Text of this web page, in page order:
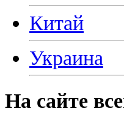
Китай
Украина
На сайте